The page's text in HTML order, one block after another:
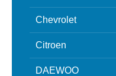
Chevrolet
Citroen
DAEWOO